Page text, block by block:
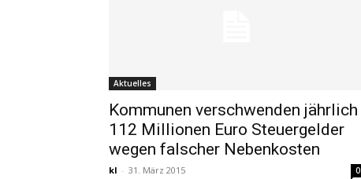
Aktuelles
Kommunen verschwenden jährlich
112 Millionen Euro Steuergelder
wegen falscher Nebenkosten
kl - 31. März 2015 0